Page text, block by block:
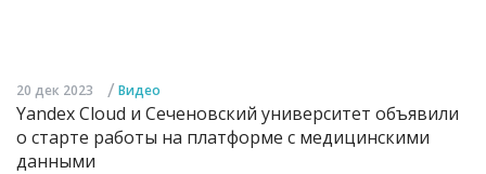
20 дек 2023 / Видео
Yandex Cloud и Сеченовский университет объявили
о старте работы на платформе с медицинскими
данными